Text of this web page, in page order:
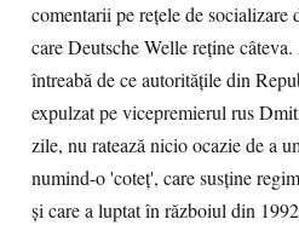
comentarii pe rețele de
care Deutsche Welle reține
întreabă de ce autoritățile din
expulzat pe vicepremierul rus
zile, nu ratează nicio ocazie de a
numind-o 'coteț', care susține
și care a luptat în războiul din